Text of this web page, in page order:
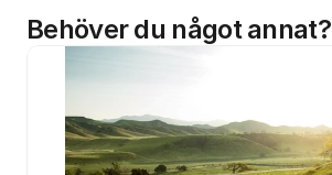
Behöver du något annat?